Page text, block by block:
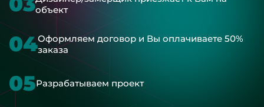
объект
04Оформляем договор и Вы оплачиваете 50%
заказа
05Разрабатываем проект